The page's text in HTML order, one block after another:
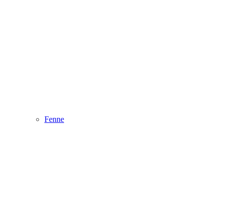
Fenne